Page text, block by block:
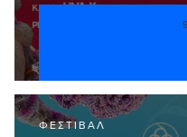
ΦΕΣΤΙΒΆΛ